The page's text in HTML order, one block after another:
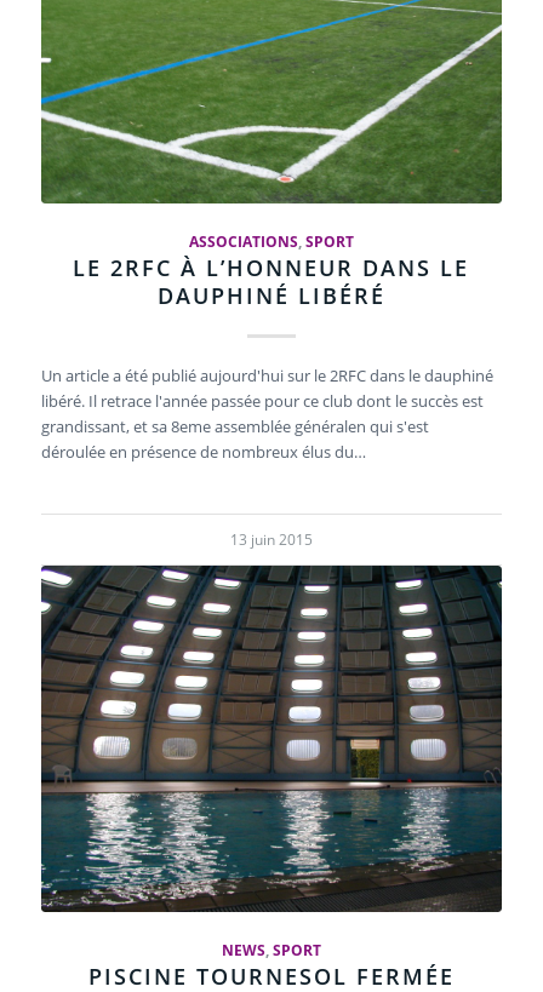
ASSOCIATIONS SPORT
LE 2RFC À L’HONNEUR DANS LE
DAUPHINÉ LIBÉRÉ
Un article a été publié aujourd'hui sur le 2RFC dans le dauphiné
libéré. Il retrace l'année passée pour ce club dont le succès est
grandissant, et sa 8eme assemblée généralen qui s'est
déroulée en présence de nombreux élus du…
13 juin 2015
NEWS SPORT
PISCINE TOURNESOL FERMÉE